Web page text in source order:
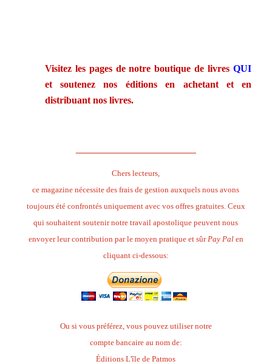
Visitez les pages de notre boutique de livresQUI
et soutenez nos éditions en achetant et en
distribuant nos livres.
Chers lecteurs,
ce magazine nécessite des frais de gestion auxquels nous avons
toujours été confrontés uniquement avec vos offres gratuites. Ceux
qui souhaitent soutenir notre travail apostolique peuvent nous
envoyer leur contribution par le moyen pratique et sûrPay Palen
cliquant ci-dessous:
Ou si vous préférez, vous pouvez utiliser notre
compte bancaire au nom de:
Éditions L'île de Patmos